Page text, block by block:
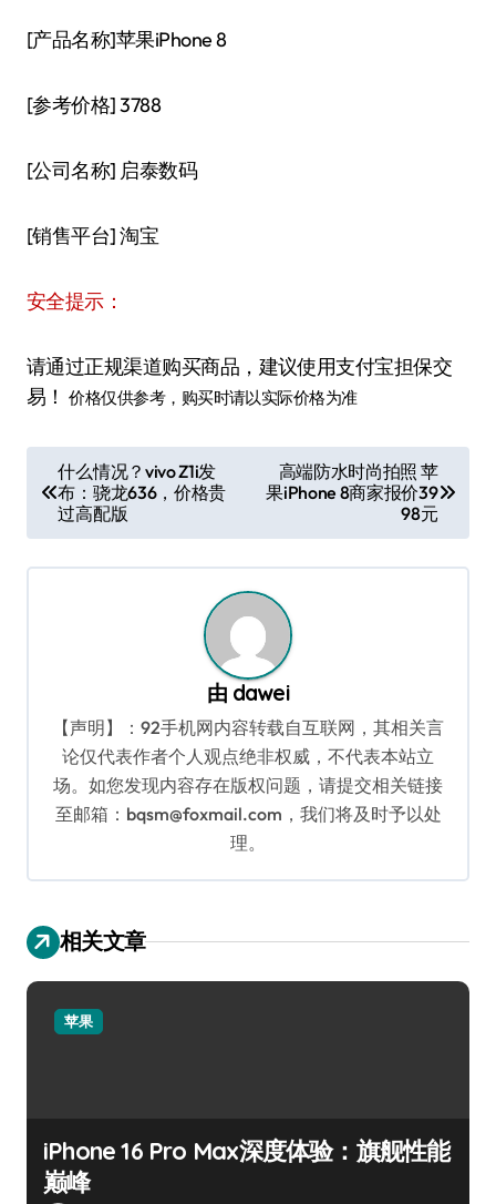
[产品名称]苹果iPhone 8
[参考价格] 3788
[公司名称] 启泰数码
[销售平台] 淘宝
安全提示：
请通过正规渠道购买商品，建议使用支付宝担保交
易！价格仅供参考，购买时请以实际价格为准
章
导
航
什么情况？vivo Z1i发
布：骁龙636，价格贵
过高配版
高端防水时尚拍照 苹
果iPhone 8商家报价39
98元
由 dawei
【声明】：92手机网内容转载自互联网，其相关言
论仅代表作者个人观点绝非权威，不代表本站立
场。如您发现内容存在版权问题，请提交相关链接
至邮箱：bqsm@foxmail.com，我们将及时予以处
理。
相关文章
苹果
iPhone 16 Pro Max深度体验：旗舰性能
巅峰